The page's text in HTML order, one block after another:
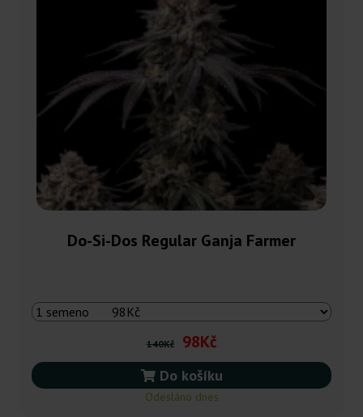
Do-Si-Dos Regular Ganja Farmer
140Kč 98Kč
Do košíku
Odesláno dnes